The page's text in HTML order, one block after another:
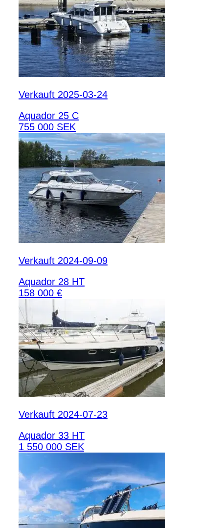
Verkauft 2025-03-24
Aquador 25 C
755 000 SEK
Verkauft 2024-09-09
Aquador 28 HT
158 000 €
Verkauft 2024-07-23
Aquador 33 HT
1 550 000 SEK